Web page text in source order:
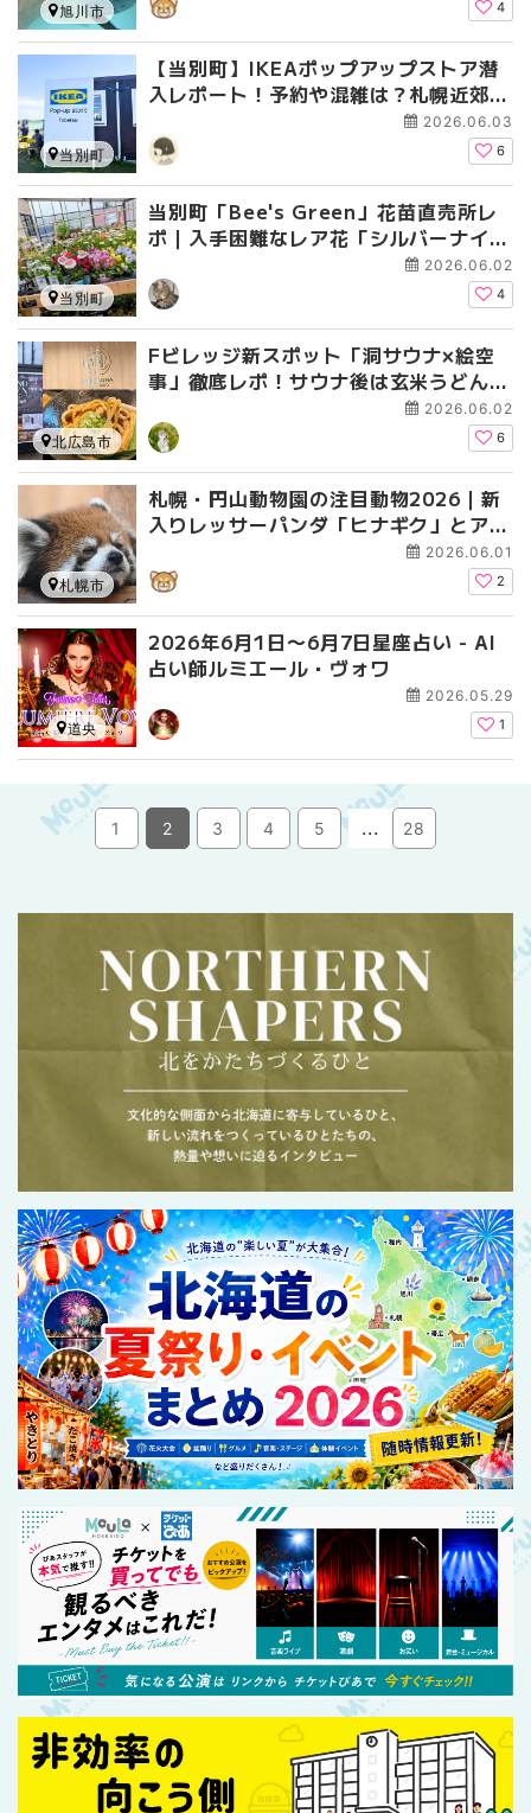
4
旭川市
【当別町】IKEAポップアップストア潜
入レポート！予約や混雑は？札幌近郊で
2026.06.03
6
当別町
当別町「Bee's Green」花苗直売所レ
ポ｜入手困難なレア花「シルバーナイ
ト」との出会いとプランター作り2026.06.02
4
当別町
Fビレッジ新スポット「洞サウナ×絵空
事」徹底レポ！サウナ後は玄米うどんで
2026.06.02
6
北広島市
札幌・円山動物園の注目動物2026｜新
入りレッサーパンダ「ヒナギク」とアジ
アゾウ「タオ」に会いに行こう！2026.06.01
2
札幌市
2026年6月1日〜6月7日星座占い - AI
占い師ルミエール・ヴォワ
2026.05.29
1
道央
1 2 3 4 5 ... 28